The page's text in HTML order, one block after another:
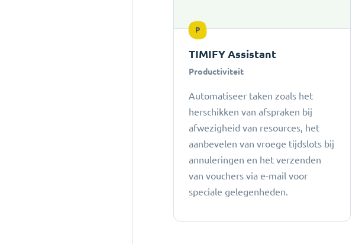
P
TIMIFY Assistant
Productiviteit
Automatiseer taken zoals het
herschikken van afspraken bij
afwezigheid van resources, het
aanbevelen van vroege tijdslots bij
annuleringen en het verzenden
van vouchers via e-mail voor
speciale gelegenheden.